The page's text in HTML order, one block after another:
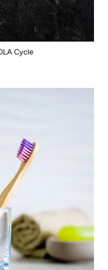
Cycle